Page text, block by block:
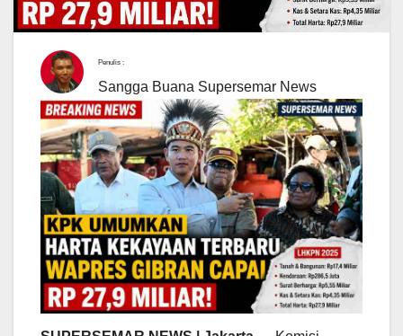
Penulis :
Sangga Buana Supersemar News